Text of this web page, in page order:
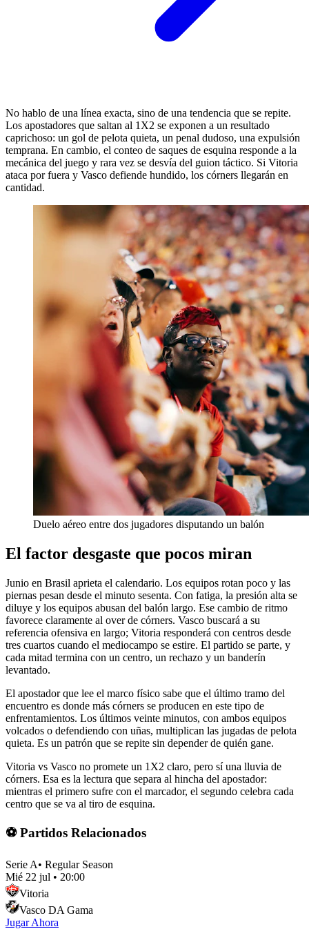
No hablo de una línea exacta, sino de una tendencia que se repite.
Los apostadores que saltan al 1X2 se exponen a un resultado
caprichoso: un gol de pelota quieta, un penal dudoso, una expulsión
temprana. En cambio, el conteo de saques de esquina responde a la
mecánica del juego y rara vez se desvía del guion táctico. Si Vitoria
ataca por fuera y Vasco defiende hundido, los córners llegarán en
cantidad.
Duelo aéreo entre dos jugadores disputando un balón
El factor desgaste que pocos miran
Junio en Brasil aprieta el calendario. Los equipos rotan poco y las
piernas pesan desde el minuto sesenta. Con fatiga, la presión alta se
diluye y los equipos abusan del balón largo. Ese cambio de ritmo
favorece claramente al over de córners. Vasco buscará a su
referencia ofensiva en largo; Vitoria responderá con centros desde
tres cuartos cuando el mediocampo se estire. El partido se parte, y
cada mitad termina con un centro, un rechazo y un banderín
levantado.
El apostador que lee el marco físico sabe que el último tramo del
encuentro es donde más córners se producen en este tipo de
enfrentamientos. Los últimos veinte minutos, con ambos equipos
volcados o defendiendo con uñas, multiplican las jugadas de pelota
quieta. Es un patrón que se repite sin depender de quién gane.
Vitoria vs Vasco no promete un 1X2 claro, pero sí una lluvia de
córners. Esa es la lectura que separa al hincha del apostador:
mientras el primero sufre con el marcador, el segundo celebra cada
centro que se va al tiro de esquina.
⚽ Partidos Relacionados
Serie A• Regular Season
Mié 22 jul • 20:00
Vitoria
Vasco DA Gama
Jugar Ahora